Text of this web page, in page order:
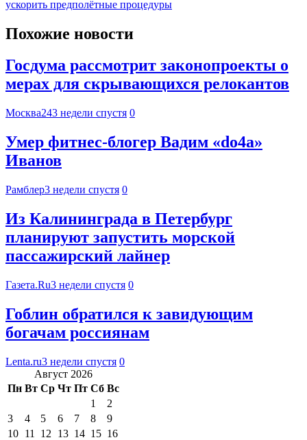
ускорить предполётные процедуры
Похожие новости
Госдума рассмотрит законопроекты о
мерах для скрывающихся релокантов
Москва243 недели спустя 0
Умер фитнес-блогер Вадим «do4a»
Иванов
Рамблер3 недели спустя 0
Из Калининграда в Петербург
планируют запустить морской
пассажирский лайнер
Газета.Ru3 недели спустя 0
Гоблин обратился к завидующим
богачам россиянам
Lenta.ru3 недели спустя 0
Август 2026
Пн Вт Ср Чт Пт Сб Вс
1
2
3
4 5 6 7 8
9
10 11 12 13 14 15 16